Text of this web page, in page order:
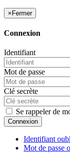
×Fermer
Connexion
Identifiant
Mot de passe
Clé secrète
Se rappeler de
Connexion
Identifiant
Mot de passe